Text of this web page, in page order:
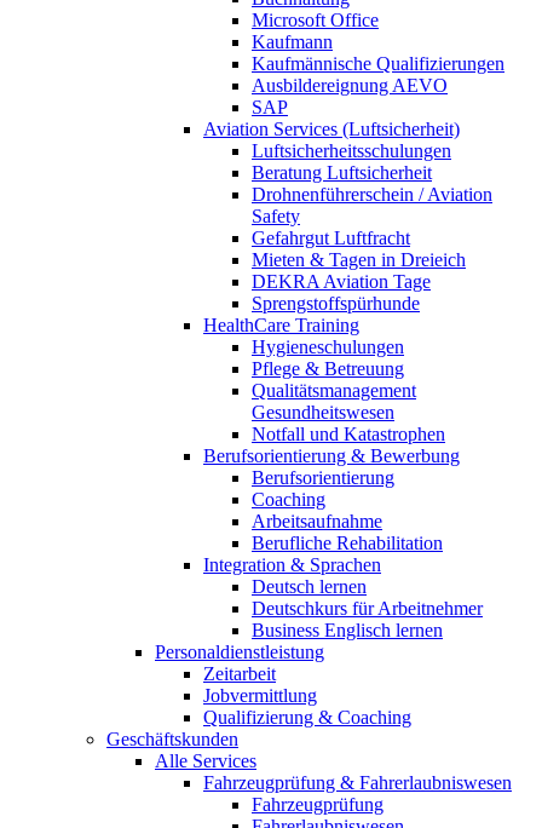
Microsoft Office
Kaufmann
Kaufmännische Qualifizierungen
Ausbildereignung AEVO
SAP
Aviation Services (Luftsicherheit)
Luftsicherheitsschulungen
Beratung Luftsicherheit
Drohnenführerschein / Aviation
Safety
Gefahrgut Luftfracht
Mieten & Tagen in Dreieich
DEKRA Aviation Tage
Sprengstoffspürhunde
HealthCare Training
Hygieneschulungen
Pflege & Betreuung
Qualitätsmanagement
Gesundheitswesen
Notfall und Katastrophen
Berufsorientierung & Bewerbung
Berufsorientierung
Coaching
Arbeitsaufnahme
Berufliche Rehabilitation
Integration & Sprachen
Deutsch lernen
Deutschkurs für Arbeitnehmer
Business Englisch lernen
Personaldienstleistung
Zeitarbeit
Jobvermittlung
Qualifizierung & Coaching
Geschäftskunden
Alle Services
Fahrzeugprüfung & Fahrerlaubniswesen
Fahrzeugprüfung